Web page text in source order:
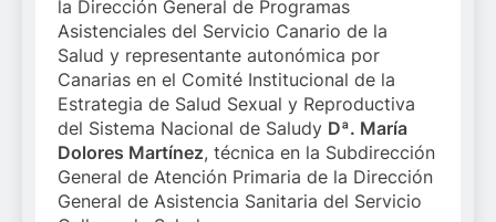
la Dirección General de Programas
Asistenciales del Servicio Canario de la
Salud y representante autonómica por
Canarias en el Comité Institucional de la
Estrategia de Salud Sexual y Reproductiva
del Sistema Nacional de Saludy Dª. María
Dolores Martínez, técnica en la Subdirección
General de Atención Primaria de la Dirección
General de Asistencia Sanitaria del Servicio